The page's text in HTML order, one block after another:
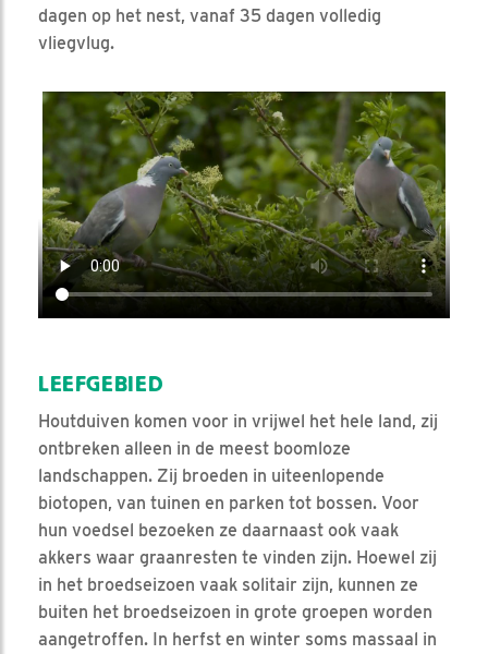
dagen op het nest, vanaf 35 dagen volledig
vliegvlug.
Video in nieuw venster openen
LEEFGEBIED
Houtduiven komen voor in vrijwel het hele land, zij
ontbreken alleen in de meest boomloze
landschappen. Zij broeden in uiteenlopende
biotopen, van tuinen en parken tot bossen. Voor
hun voedsel bezoeken ze daarnaast ook vaak
akkers waar graanresten te vinden zijn. Hoewel zij
in het broedseizoen vaak solitair zijn, kunnen ze
buiten het broedseizoen in grote groepen worden
aangetroffen. In herfst en winter soms massaal in